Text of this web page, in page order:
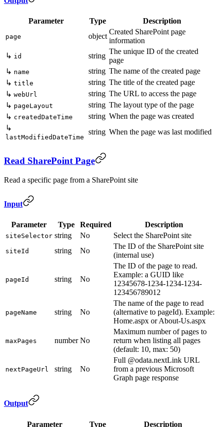
Parameter Type Description
page object
Created SharePoint page
information
↳ id string
The unique ID of the created
page
↳ name string The name of the created page
↳ title string The title of the created page
↳ webUrl string The URL to access the page
↳ pageLayout string The layout type of the page
↳ createdDateTime string When the page was created
↳
lastModifiedDateTime
string When the page was last modified
Read SharePoint Page
Read a specific page from a SharePoint site
Input
Parameter Type Required Description
siteSelector string No Select the SharePoint site
siteId string No
The ID of the SharePoint site
(internal use)
pageId string No
The ID of the page to read.
Example: a GUID like
12345678-1234-1234-1234-
123456789012
pageName string No
The name of the page to read
(alternative to pageId). Example:
Home.aspx or About-Us.aspx
maxPages number No
Maximum number of pages to
return when listing all pages
(default: 10, max: 50)
nextPageUrl string No
Full @odata.nextLink URL
from a previous Microsoft
Graph page response
Output
Parameter Type Description